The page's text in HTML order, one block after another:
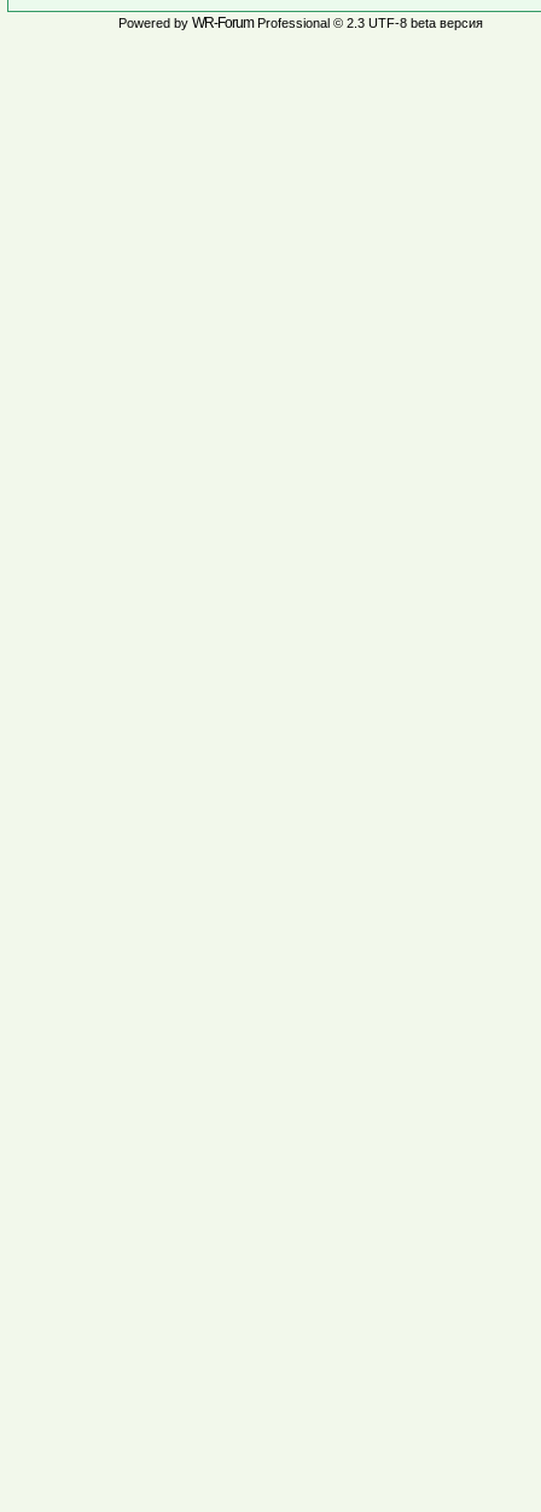
Powered by WR-ForumProfessional © 2.3 UTF-8 beta версия